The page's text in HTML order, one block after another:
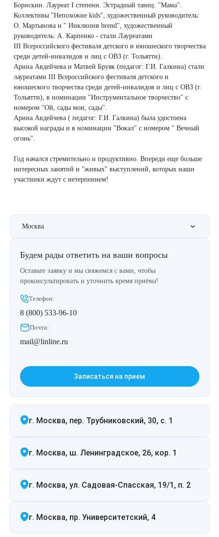
Борискин. Лауреат I степени. Эстрадный танец: "Мама".
Коллективы "Непохожие kids", художественный руководитель:
О. Мартынова и " Инклюзив brend", художественный
руководитель: А. Карпенко - стали Лауреатами
III Всероссийского фестиваля детского и юношеского творчества
среди детей-инвалидов и лиц с ОВЗ (г. Тольятти).
Арина Авдейчева и Матвей Бруяк (педагог: Г.И. Галкина) стали
лауреатами III Всероссийского фестиваля детского и
юношеского творчества среди детей-инвалидов и лиц с ОВЗ (г.
Тольятти), в номинации "Инструментальное творчество" с
номером "Ой, сады мои, сады".
Арина Авдейчева ( педагог: Г.И. Галкина) была удостоена
высокой награды и в номинации "Вокал" с номером " Вечный
огонь".
Год начался стремительно и продуктивно. Впереди еще больше
интересных занятий и "живых" выступлений, которых наши
участники ждут с нетерпением!
Москва
Будем рады ответить на ваши вопросы
Оставьте заявку и мы свяжемся с вами, чтобы
проконсультировать и уточнить время приёма!
Телефон:
8 (800) 533-96-10
Почта:
mail@linline.ru
Записаться на прием
г. Москва, пер. Трубниковский, 30, с. 1
г. Москва, ш. Ленинградское, 26, кор. 1
г. Москва, ул. Садовая-Спасская, 19/1, п. 2
г. Москва, пр. Университетский, 4
Лазерная подтяжка кожи живота
Лазерная подтяжка кожи на бедрах и коленях
Лазерное омоложение груди